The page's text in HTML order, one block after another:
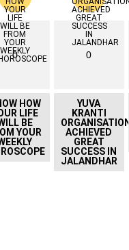
0
HOW
LIFE
BE
YOUR
0
YUVA
KRANTI
ORGANISATION
ACHIEVED
GREAT
SUCCESS IN
JALANDHAR